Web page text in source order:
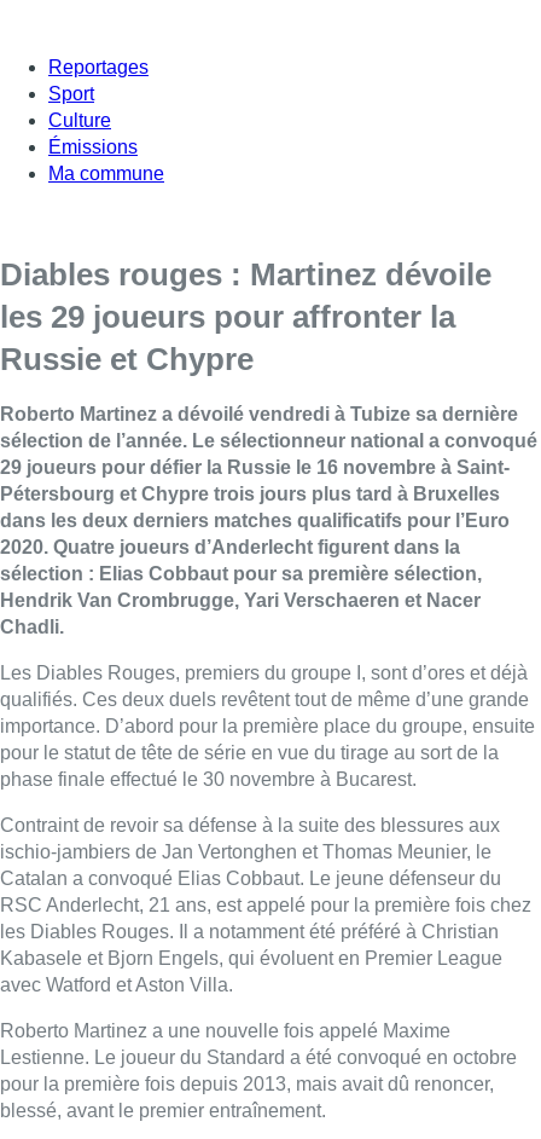
Reportages
Sport
Culture
Émissions
Ma commune
Diables rouges : Martinez dévoile
les 29 joueurs pour affronter la
Russie et Chypre
Roberto Martinez a dévoilé vendredi à Tubize sa dernière
sélection de l’année. Le sélectionneur national a convoqué
29 joueurs pour défier la Russie le 16 novembre à Saint-
Pétersbourg et Chypre trois jours plus tard à Bruxelles
dans les deux derniers matches qualificatifs pour l’Euro
2020. Quatre joueurs d’Anderlecht figurent dans la
sélection : Elias Cobbaut pour sa première sélection,
Hendrik Van Crombrugge, Yari Verschaeren et Nacer
Chadli.
Les Diables Rouges, premiers du groupe I, sont d’ores et déjà
qualifiés. Ces deux duels revêtent tout de même d’une grande
importance. D’abord pour la première place du groupe, ensuite
pour le statut de tête de série en vue du tirage au sort de la
phase finale effectué le 30 novembre à Bucarest.
Contraint de revoir sa défense à la suite des blessures aux
ischio-jambiers de Jan Vertonghen et Thomas Meunier, le
Catalan a convoqué Elias Cobbaut. Le jeune défenseur du
RSC Anderlecht, 21 ans, est appelé pour la première fois chez
les Diables Rouges. Il a notamment été préféré à Christian
Kabasele et Bjorn Engels, qui évoluent en Premier League
avec Watford et Aston Villa.
Roberto Martinez a une nouvelle fois appelé Maxime
Lestienne. Le joueur du Standard a été convoqué en octobre
pour la première fois depuis 2013, mais avait dû renoncer,
blessé, avant le premier entraînement.